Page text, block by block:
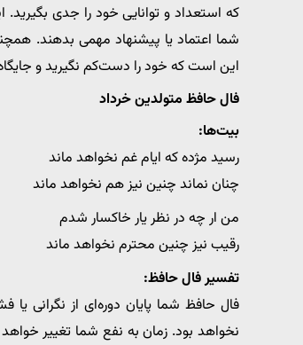
که استعداد و توانایی خود را جدی
شما اعتماد یا پیشنهاد مهمی بدهند.
این است که خود را دست‌کم نگیرید و
فال حافظ متولدین خرداد
بیت‌ها:
رسید مژده که ایام غم نخواهد ماند
چنان نماند چنین نیز هم نخواهد ماند
من ار چه در نظر یار خاکسار شدم
رقیب نیز چنین محترم نخواهد ماند
تفسیر فال حافظ:
فال حافظ شما پایان دوره‌ای از نگرانی
نخواهد بود. زمان به نفع شما تغییر